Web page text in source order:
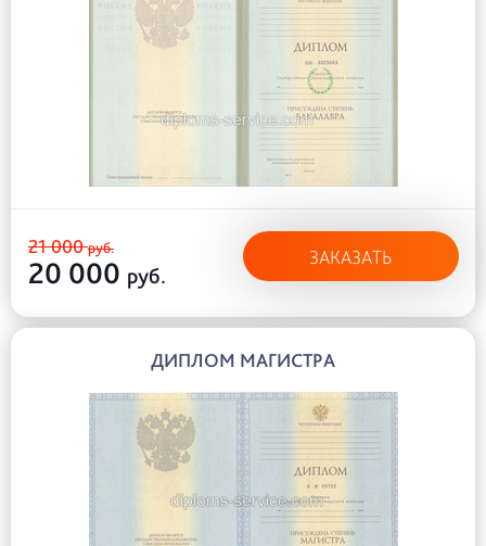
21 000руб.
20 000 руб.
ЗАКАЗАТЬ
ДИПЛОМ МАГИСТРА